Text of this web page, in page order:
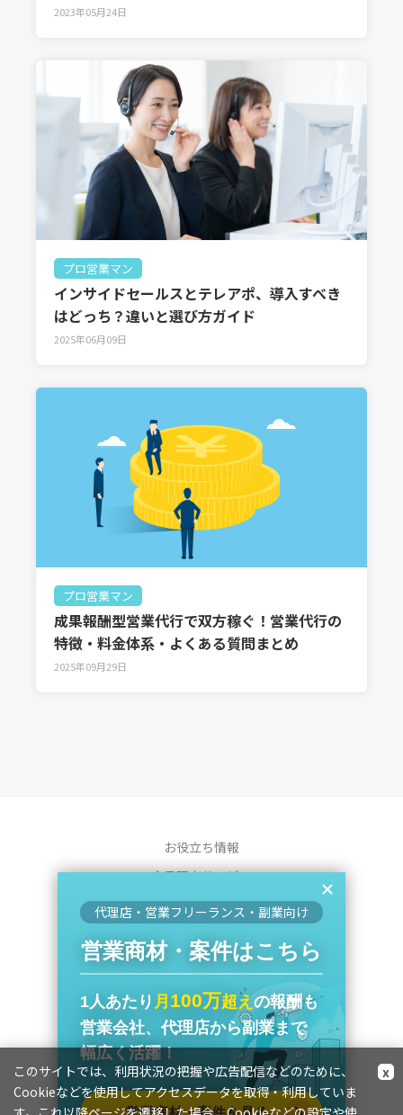
2023年05月24日
プロ営業マン
インサイドセールスとテレアポ、導入すべき
はどっち？違いと選び方ガイド
2025年06月09日
プロ営業マン
成果報酬型営業代行で双方稼ぐ！営業代行の
特徴・料金体系・よくある質問まとめ
2025年09月29日
代理店・営業フリーランス・副業向け
営業商材・案件はこちら
1人あたり 月 100万超え の報酬も
営業会社、代理店から副業まで
幅広く活躍！
お役立ち情報
会員限定サービス
運営会社
利用規約
特定商取引法に基づく表記
お問い合わせ
このサイトでは、利用状況の把握や広告配信などのために、
Cookieなどを使用してアクセスデータを取得・利用していま
x